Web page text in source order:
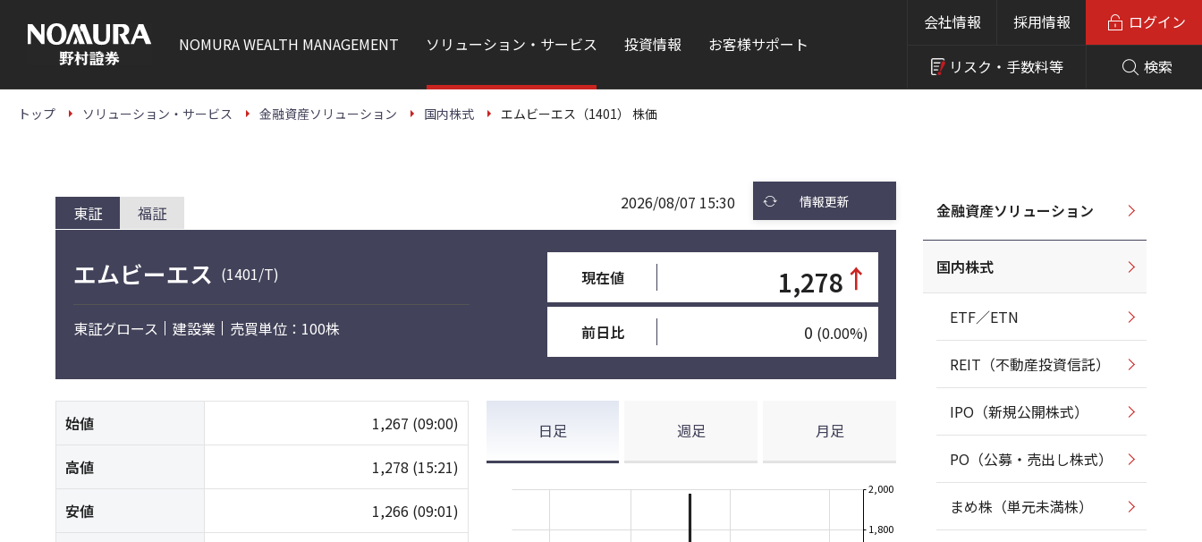
本
NOMURAWEALTH MANAGEMENT ソリューション・サービス 投資情報 お客様サポート
会社情報 採用情報
リスク・ 手数料等 検索
ログイン
トップ ソリューション・サービス 金融資産ソリューション 国内株式 エムビーエス（1401） 株価
東証 福証 2026/08/07 15:30 情報更新
エムビーエス (1401/T)
東証グロース 建設業 売買単位：100株
現在値 1,278 ↑
前日比 0 (0.00%)
始値 1,267 (09:00)
高値 1,278 (15:21)
安値 1,266 (09:01)
日足 週足 月足
1,800
2,000
金融資産ソリューション
国内株式
ETF／ETN
REIT（不動産投資信託）
IPO（新規公開株式）
PO（公募・売出し株式）
まめ株（単元未満株）